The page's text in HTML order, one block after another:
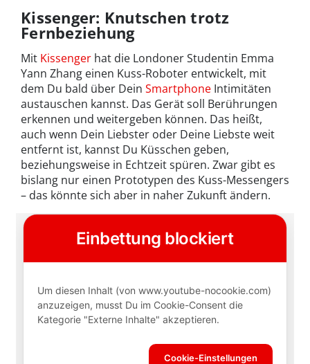
Kissenger: Knutschen trotz
Fernbeziehung
Mit Kissenger hat die Londoner Studentin Emma
Yann Zhang einen Kuss-Roboter entwickelt, mit
dem Du bald über Dein Smartphone Intimitäten
austauschen kannst. Das Gerät soll Berührungen
erkennen und weitergeben können. Das heißt,
auch wenn Dein Liebster oder Deine Liebste weit
entfernt ist, kannst Du Küsschen geben,
beziehungsweise in Echtzeit spüren. Zwar gibt es
bislang nur einen Prototypen des Kuss-Messengers
– das könnte sich aber in naher Zukunft ändern.